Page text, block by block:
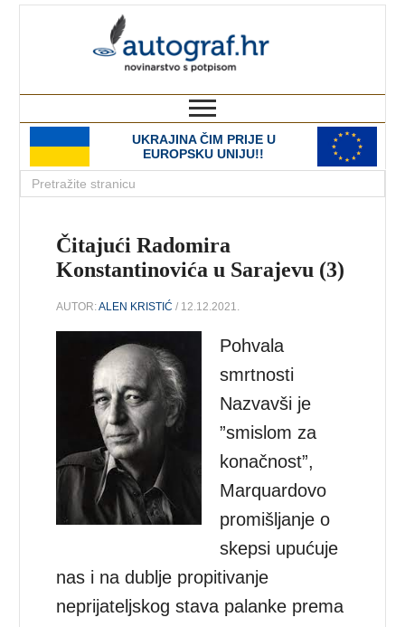
UKRAJINA ČIM PRIJE U
EUROPSKU UNIJU!!
Čitajući Radomira
Konstantinovića u Sarajevu (3)
AUTOR:ALEN KRISTIĆ / 12.12.2021.
Pohvala
smrtnosti
Nazvavši je
”smislom za
konačnost”,
Marquardovo
promišljanje o
skepsi upućuje
nas i na dublje propitivanje
neprijateljskog stava palanke prema